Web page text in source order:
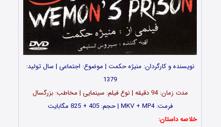
نویسنده و کارگردان: منیژه حکمت | موضوع: اجتماعی | سال تولید:
1379
مدت زمان: 94 دقیقه | نوع فیلم: سینمایی | مخاطب: بزرگسال
فرمت: MKV + MP4 | حجم: 405 + 825 مگابایت
خلاصه داستان: